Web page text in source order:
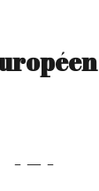
- — -